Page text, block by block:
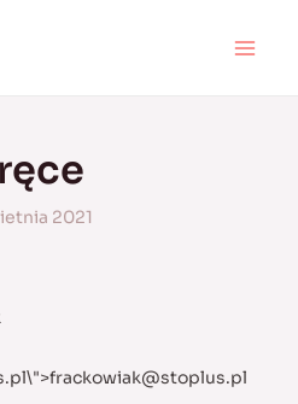
2021
\">frackowiak@stoplus.pl